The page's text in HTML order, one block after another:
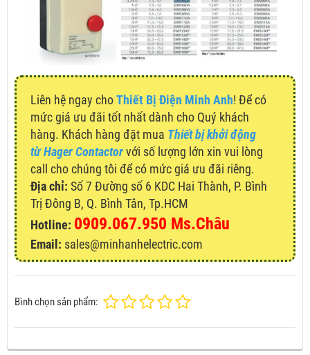
Liên hệ ngay choThiết Bị Điện Minh Anh! Để có
mức giá ưu đãi tốt nhất dành cho Quý khách
hàng. Khách hàng đặt mua Thiết bị khởi động
từ Hager Contactorvới số lượng lớn xin vui lòng
call cho chúng tôi để có mức giá ưu đãi riêng.
Địa chỉ: Số 7 Đường số 6 KDC Hai Thành, P. Bình
Trị Đông B, Q. Bình Tân, Tp.HCM
Hotline: 0909.067.950 Ms.Châu
Email: sales@minhanhelectric.com
Bình chọn sản phẩm: